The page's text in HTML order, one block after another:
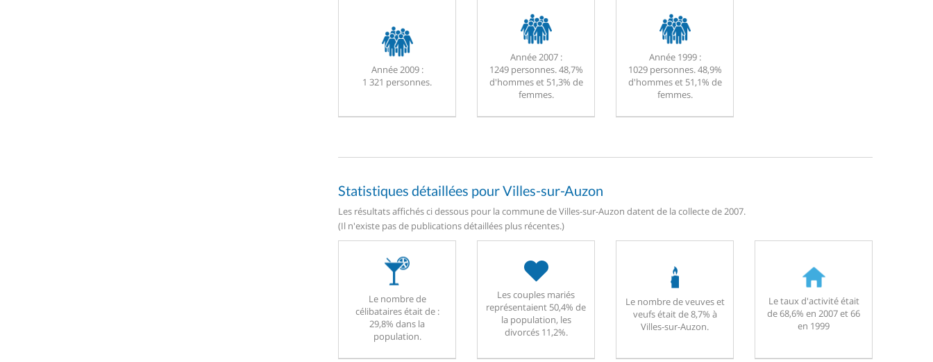
Année 2009 :
1 321 personnes.
Année 2007 :
1249 personnes. 48,7%
d'hommes et 51,3% de
femmes.
Année 1999 :
1029 personnes. 48,9%
d'hommes et 51,1% de
femmes.
Statistiques détaillées pour Villes-sur-Auzon
Les résultats affichés ci dessous pour la commune de Villes-sur-Auzon datent de la collecte de 2007.
(Il n'existe pas de publications détaillées plus récentes.)
Le nombre de
célibataires était de :
29,8% dans la
population.
Les couples mariés
représentaient 50,4% de
la population, les
divorcés 11,2%.
Le nombre de veuves et
veufs était de 8,7% à
Villes-sur-Auzon.
Le taux d'activité était
de 68,6% en 2007 et 66
en 1999